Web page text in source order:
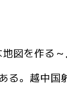
図を作る～
る。越中国